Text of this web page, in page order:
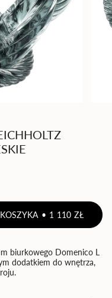
1 110 ZŁ
biurkowego Domenico L
dodatkiem do wnętrza,